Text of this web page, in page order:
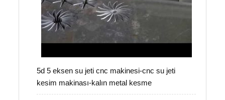
5d 5 eksen su jeti cnc makinesi-cnc su jeti
kesim makinası-kalın metal kesme